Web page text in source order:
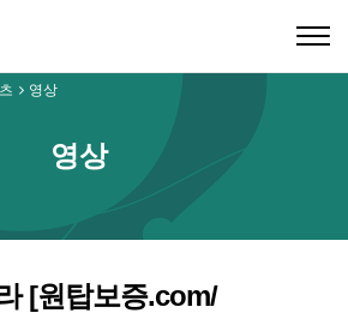
영상
영상
[원탑보증.com/